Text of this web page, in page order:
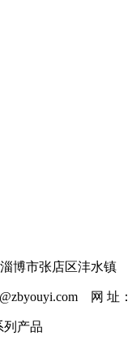
博市张店区沣水镇
网 址：
列产品